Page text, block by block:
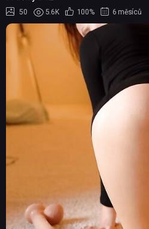
50 5.6K 100% 6 měsíců